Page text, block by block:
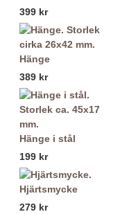
399 kr
Hänge
389 kr
Hänge i stål
199 kr
Hjärtsmycke
279 kr